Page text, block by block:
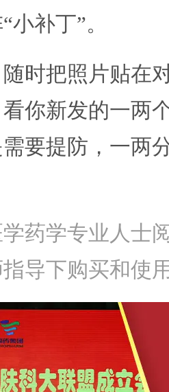
小补丁”。
时把照片贴在
你新发的一两
要提防，一两
药学专业人士
导下购买和使